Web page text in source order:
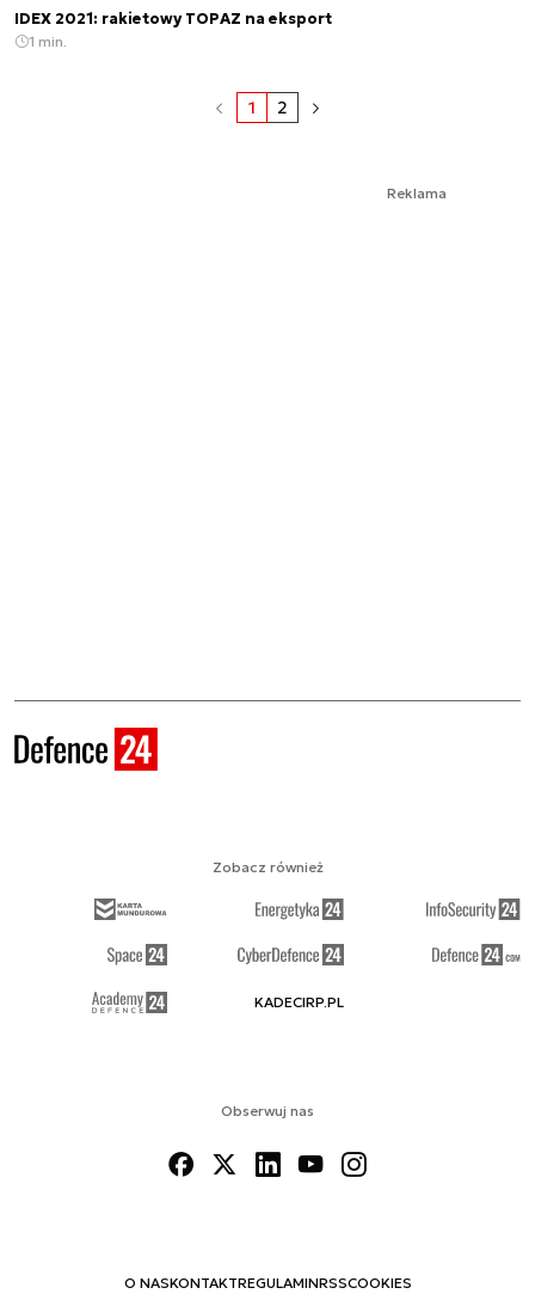
IDEX 2021: rakietowy TOPAZ na eksport
1 min.
1 2
Reklama
Obserwuj nas
O NASKONTAKTREGULAMINRSSCOOKIES
Zobacz również
KADECIRP.PL